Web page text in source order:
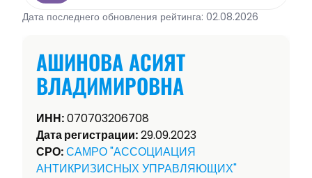
Дата последнего обновления рейтинга: 02.08.2026
АШИНОВА АСИЯТ
ВЛАДИМИРОВНА
ИНН:070703206708
Дата регистрации:29.09.2023
СРО:САМРО "АССОЦИАЦИЯ
АНТИКРИЗИСНЫХ УПРАВЛЯЮЩИХ"